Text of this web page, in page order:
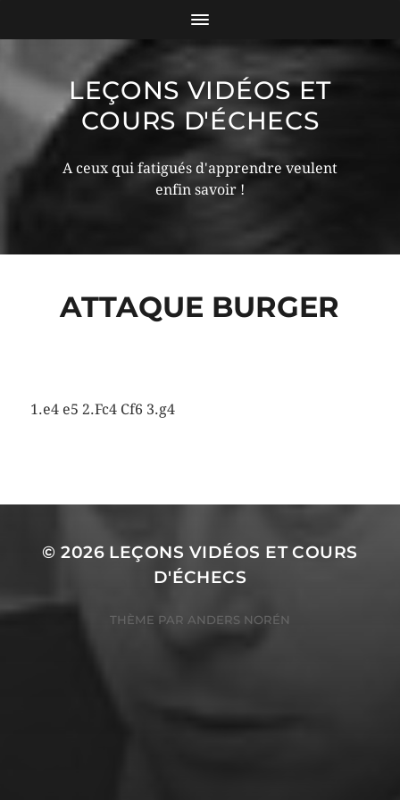
LEÇONS VIDÉOS ET
COURS D'ÉCHECS
A ceux qui fatigués d'apprendre veulent
enfin savoir !
ATTAQUE BURGER
1.e4 e5 2.Fc4 Cf6 3.g4
© 2026 LEÇONS VIDÉOS ET COURS
D'ÉCHECS
THÈME PAR ANDERS NORÉN